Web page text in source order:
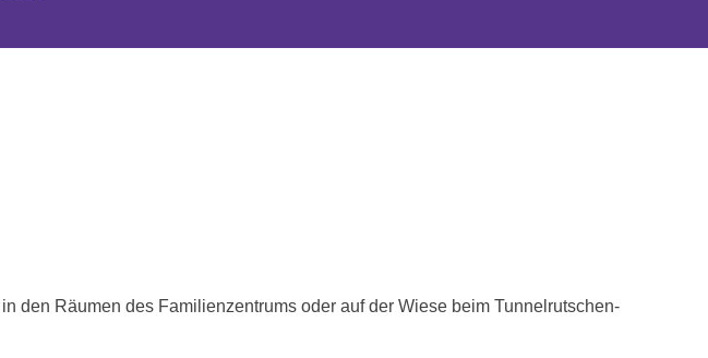
den Räumen des Familienzentrums oder auf der Wiese beim Tunnelrutschen-